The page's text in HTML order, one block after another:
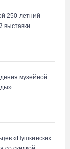
250-летний
выставки
музейной
«Пушкинских